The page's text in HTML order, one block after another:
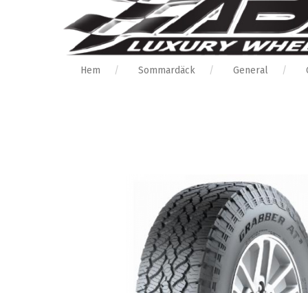
Hem Sommardäck General